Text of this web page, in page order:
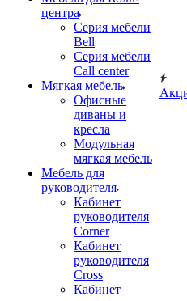
центра
Серия мебели
Bell
Серия мебели
Call center
Мягкая мебель
Офисные
диваны и
кресла
Модульная
мягкая мебель
Мебель для
руководителя
Кабинет
руководителя
Corner
Кабинет
руководителя
Cross
Кабинет